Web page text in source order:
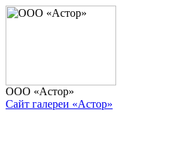
ООО «Астор»
Сайт галереи «Астор»